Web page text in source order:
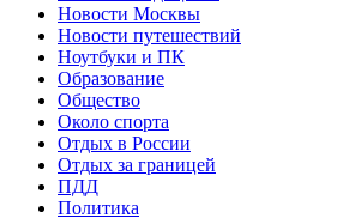
Новости Москвы
Новости путешествий
Ноутбуки и ПК
Образование
Общество
Около спорта
Отдых в России
Отдых за границей
ПДД
Политика